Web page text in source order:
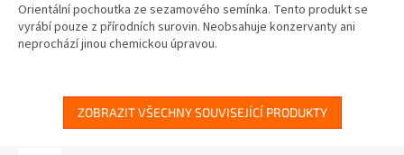
Orientální pochoutka ze sezamového semínka. Tento produkt se
vyrábí pouze z přírodních surovin. Neobsahuje konzervanty ani
neprochází jinou chemickou úpravou.
ZOBRAZIT VŠECHNY SOUVISEJÍCÍ PRODUKTY